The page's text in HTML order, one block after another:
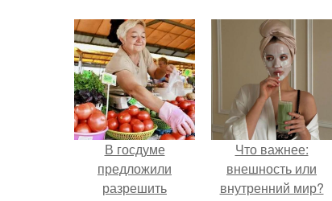
В госдуме
предложили
разрешить
Что важнее:
внешность или
внутренний мир?